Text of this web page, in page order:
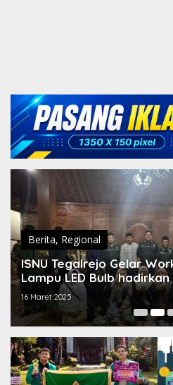
Berita, Regional
ISNU Tegalrejo Gelar
Lampu LED Bulb
Lembaga NU Tegalrejo
16 Maret 2025